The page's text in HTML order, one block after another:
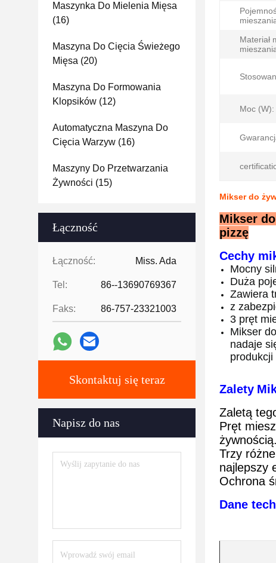
Maszynka Do Mielenia Mięsa
(16)
Maszyna Do Cięcia Świeżego
Mięsa (20)
Maszyna Do Formowania
Klopsików (12)
Automatyczna Maszyna Do
Cięcia Warzyw (16)
Maszyny Do Przetwarzania
Żywności (15)
Łączność
Łączność: Miss. Ada
Tel: 86--13690769367
Faks: 86-757-23321003
Skontaktuj się teraz
Napisz do nas
Materiał
Moc (W):
Mikser do
Mikser
pizzę
Cechy
Mocny
Duża
Zawiera
z
3 pręt
Mikser
nadaje
Zalety
Zaletą
Pręt
żywnością.
Trzy
najlepszy
Ochrona
Dane